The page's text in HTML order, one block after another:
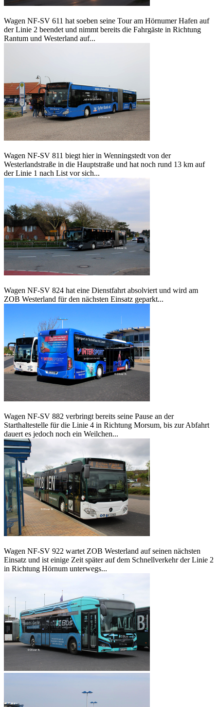
Wagen NF-SV 611 hat soeben seine Tour am Hörnumer Hafen auf
der Linie 2 beendet und nimmt bereits die Fahrgäste in Richtung
Rantum und Westerland auf...
Wagen NF-SV 811 biegt hier in Wenningstedt von der
Westerlandstraße in die Hauptstraße und hat noch rund 13 km auf
der Linie 1 nach List vor sich...
Wagen NF-SV 824 hat eine Dienstfahrt absolviert und wird am
ZOB Westerland für den nächsten Einsatz geparkt...
Wagen NF-SV 882 verbringt bereits seine Pause an der
Starthaltestelle für die Linie 4 in Richtung Morsum, bis zur Abfahrt
dauert es jedoch noch ein Weilchen...
Wagen NF-SV 922 wartet ZOB Westerland auf seinen nächsten
Einsatz und ist einige Zeit später auf dem Schnellverkehr der Linie 2
in Richtung Hörnum unterwegs...